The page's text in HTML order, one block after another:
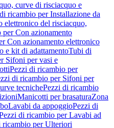
curve di risciacquo e
ricambio per Installazione da
elettronico del risciacquo,
Con azionamento
Con azionamento elettronico
e kit di adattamentoTubi di
Sifoni per vasi e
Pezzi di ricambio per
di ricambio per Sifoni per
tecnichePezzi di ricambio
Manicotti per brasaturaZona
Lavabi da appoggioPezzi di
di ricambio per Lavabi ad
ricambio per Ulteriori